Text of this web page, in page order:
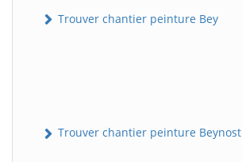
Trouver chantier peinture Bey
Trouver chantier peinture Beynost